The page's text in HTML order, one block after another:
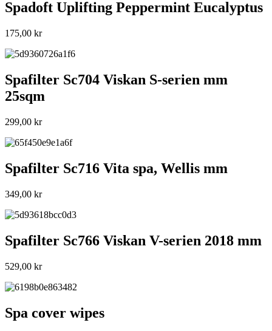
Spadoft Uplifting Peppermint Eucalyptus
175,00 kr
Spafilter Sc704 Viskan S-serien mm
25sqm
299,00 kr
Spafilter Sc716 Vita spa, Wellis mm
349,00 kr
Spafilter Sc766 Viskan V-serien 2018 mm
529,00 kr
Spa cover wipes